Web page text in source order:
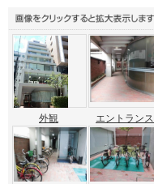
外観 エントランス